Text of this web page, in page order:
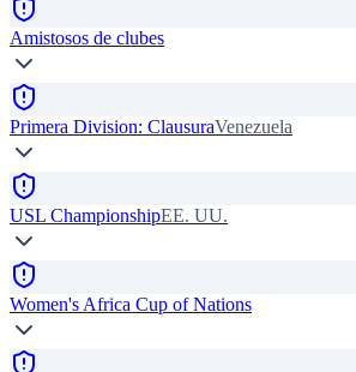
Amistosos de clubes
Primera Division: ClausuraVenezuela
USL ChampionshipEE. UU.
Women's Africa Cup of Nations